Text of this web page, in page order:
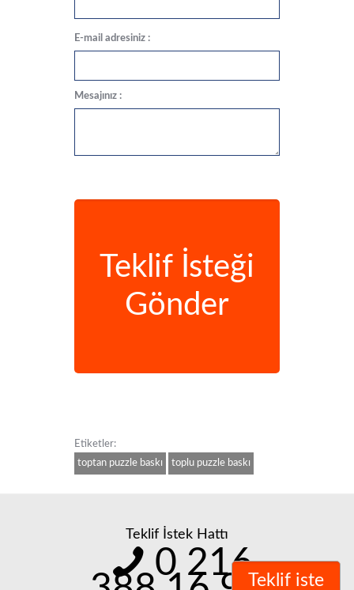
E-mail adresiniz :
Mesajınız :
Teklif İsteği
Gönder
Etiketler:
toptan puzzle baskı
toplu puzzle baskı
Teklif iste
Teklif İstek Hattı
0 216